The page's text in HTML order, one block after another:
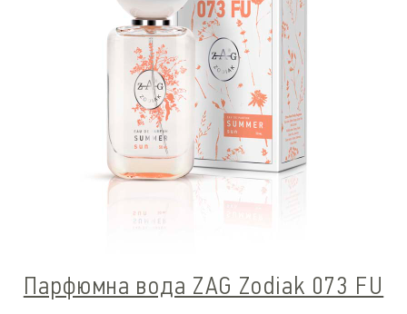
Парфюмна вода ZAG Zodiak 073 FU